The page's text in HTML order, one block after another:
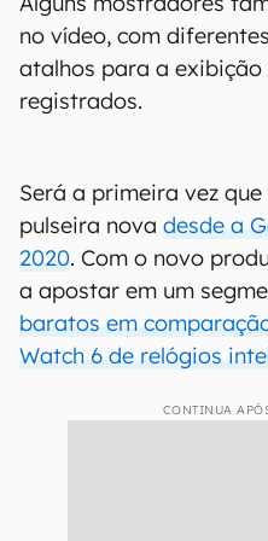
no vídeo, com
atalhos para a
registrados.
Será a primeira vez
pulseira nova desde a
2020. Com o novo
a apostar em um
baratos em
Watch 6 de relógios
CONTINUA